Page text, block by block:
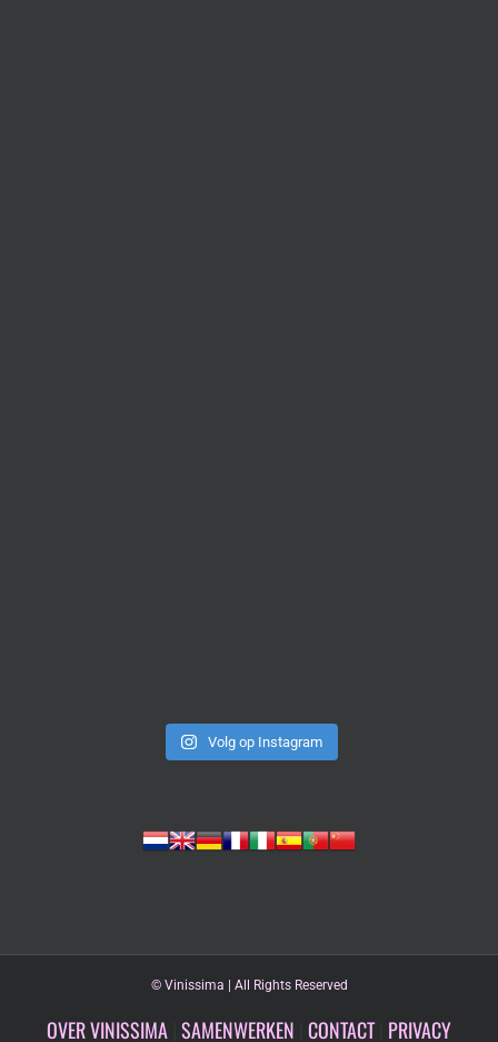
Volg op Instagram
© Vinissima | All Rights Reserved
OVER VINISSIMA SAMENWERKEN CONTACT| PRIVACY